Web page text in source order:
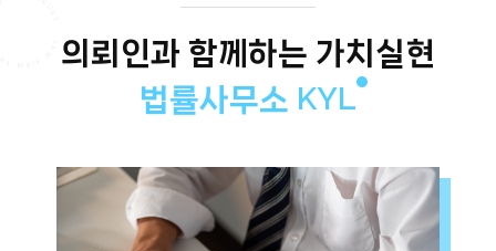
의뢰인과 함께하는 가치실현
법률사무소 KYL